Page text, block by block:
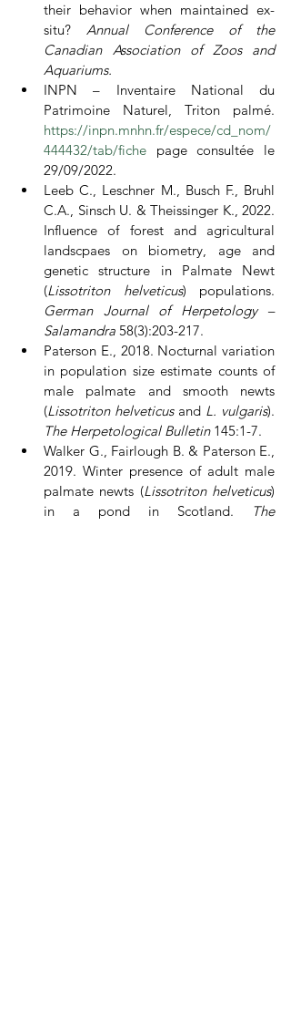
their behavior when maintained ex-
situ? Annual Conference of the
Canadian Association of Zoos and
Aquariums.
INPN – Inventaire National du
https://inpn.mnhn.fr/espece/cd_nom/
444432/tab/fiche page consultée le
29/09/2022.
Leeb C., Leschner M., Busch F., Bruhl
C.A., Sinsch U. & Theissinger K., 2022.
Influence of forest and agricultural
landscpaes on biometry, age and
genetic structure in Palmate Newt
(Lissotriton helveticus
German Journal of Herpetology –
Salamandra 58(3):203-217.
Paterson E., 2018. Nocturnal variation
in population size estimate counts of
male palmate and smooth newts
(Lissotriton helveticus and L. vulgaris
The Herpetological Bulletin 145:1-7.
Walker G., Fairlough B. & Paterson E.,
2019. Winter presence of adult male
palmate newts (Lissotriton helveticus)
in a pond in Scotland.
The